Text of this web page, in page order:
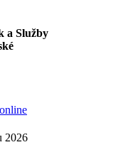
a Služby
2026